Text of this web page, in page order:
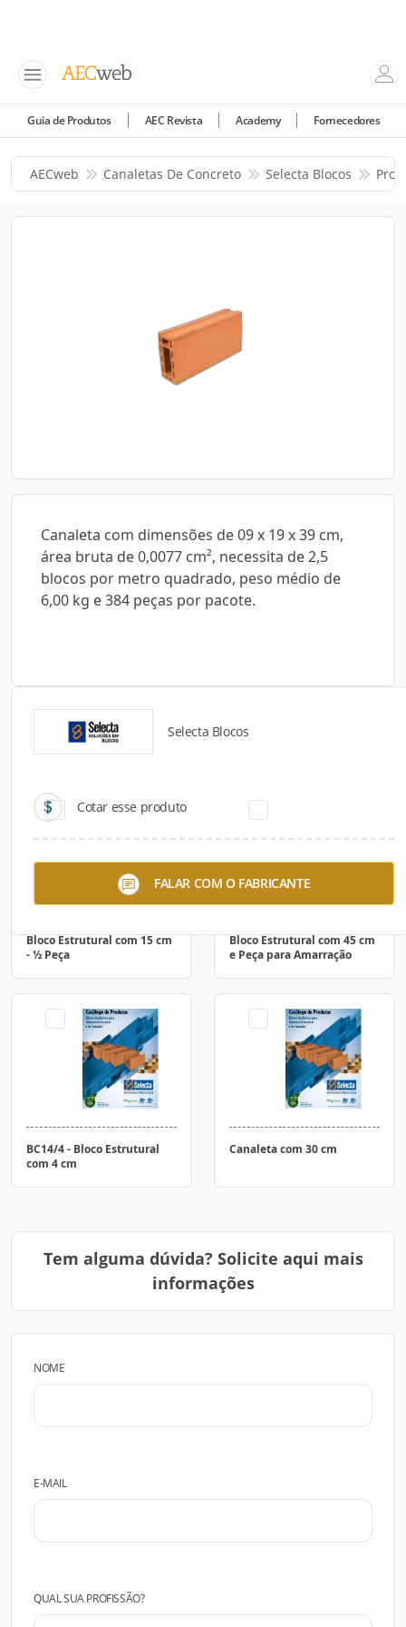
Guia de Produtos AEC Revista Academy Fornecedores
AECweb Canaletas De Concreto Selecta Blocos
Canaleta com dimensões de 09 x 19 x 39 cm,
área bruta de 0,0077 cm², necessita de 2,5
blocos por metro quadrado, peso médio de
6,00 kg e 384 peças por pacote.
Selecta Blocos
Cotar esse produto
FALAR COM O FABRICANTE
Catálogos para Download
Bloco Estrutural com 15 cm
- ½ Peça
Bloco Estrutural com 45 cm
e Peça para Amarração
BC14/4 - Bloco Estrutural
com 4 cm
Canaleta com 30 cm
Tem alguma dúvida? Solicite aqui mais
informações
NOME
E-MAIL
QUAL SUA PROFISSÃO?